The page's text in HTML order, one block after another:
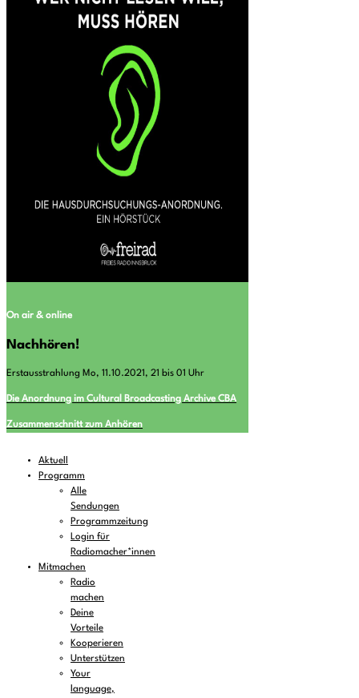
On air & online
Nachhören!
Erstausstrahlung Mo, 11.10.2021, 21 bis 01 Uhr
Die Anordnung im Cultural Broadcasting Archive CBA
Zusammenschnitt zum Anhören
Aktuell
Programm
Alle
Sendungen
Programmzeitung
Login für
Radiomacher*innen
Mitmachen
Radio
machen
Deine
Vorteile
Kooperieren
Unterstützen
Your
language,